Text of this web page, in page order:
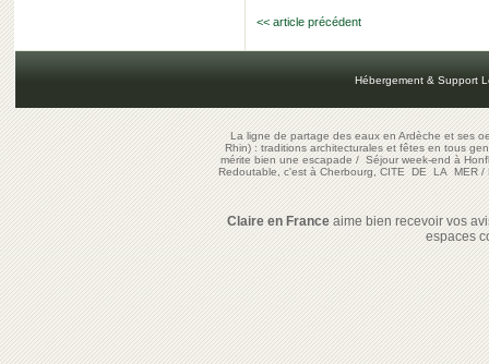
<< article précédent
Hébergement & Support
La ligne de partage des eaux en Ardèche et ses
Rhin) : traditions architecturales et fêtes en tous
mérite bien une escapade/Séjour week-end à
Redoutable, c'est à Cherbourg, CITE DE LA MER/
Claire en Franceaime bien recevoir vos
espaces